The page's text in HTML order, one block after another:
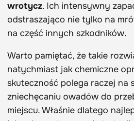
wrotycz. Ich intensywny
odstraszająco nie tylko na
na część innych szkodników.
Warto pamiętać, że takie
natychmiast jak chemiczne
skuteczność polega raczej na
zniechęcaniu owadów do
miejscu. Właśnie dlatego